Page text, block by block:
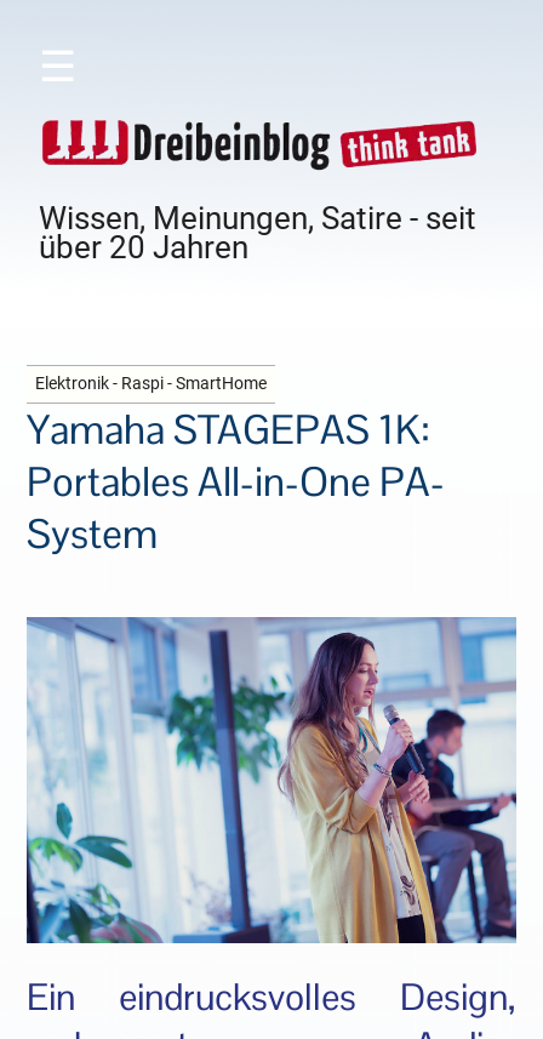
☰
Wissen, Meinungen, Satire - seit
über 20 Jahren
Elektronik - Raspi - SmartHome
Yamaha STAGEPAS 1K:
Portables All-in-One PA-
System
Ein eindrucksvolles Design,